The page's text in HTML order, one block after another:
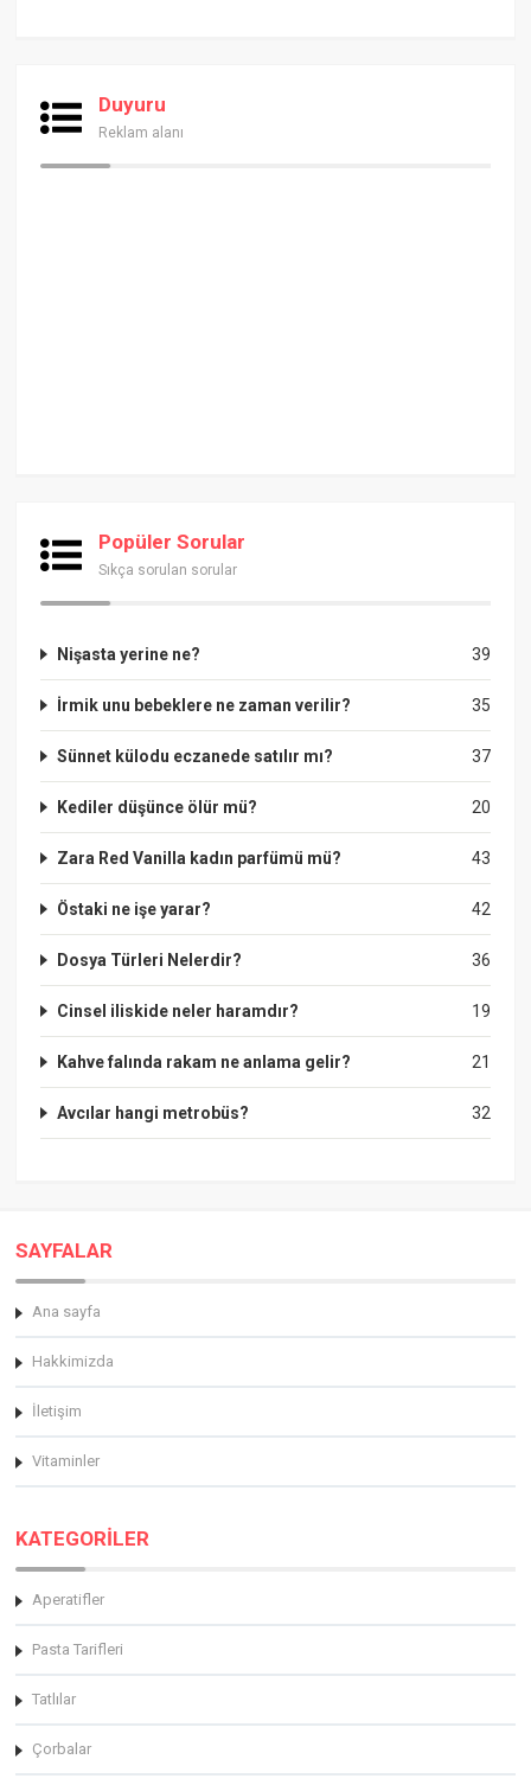
Duyuru
Reklam alanı
Popüler Sorular
Sıkça sorulan sorular
39
Nişasta yerine ne?
35
İrmik unu bebeklere ne zaman verilir?
37
Sünnet külodu eczanede satılır mı?
20
Kediler düşünce ölür mü?
43
Zara Red Vanilla kadın parfümü mü?
42
Östaki ne işe yarar?
36
Dosya Türleri Nelerdir?
19
Cinsel iliskide neler haramdır?
21
Kahve falında rakam ne anlama gelir?
32
Avcılar hangi metrobüs?
SAYFALAR
Ana sayfa
Hakkimizda
İletişim
Vitaminler
KATEGORİLER
Aperatifler
Pasta Tarifleri
Tatlılar
Çorbalar